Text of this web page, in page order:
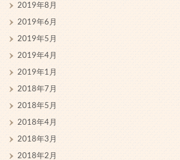
2019年8月
2019年6月
2019年5月
2019年4月
2019年1月
2018年7月
2018年5月
2018年4月
2018年3月
2018年2月